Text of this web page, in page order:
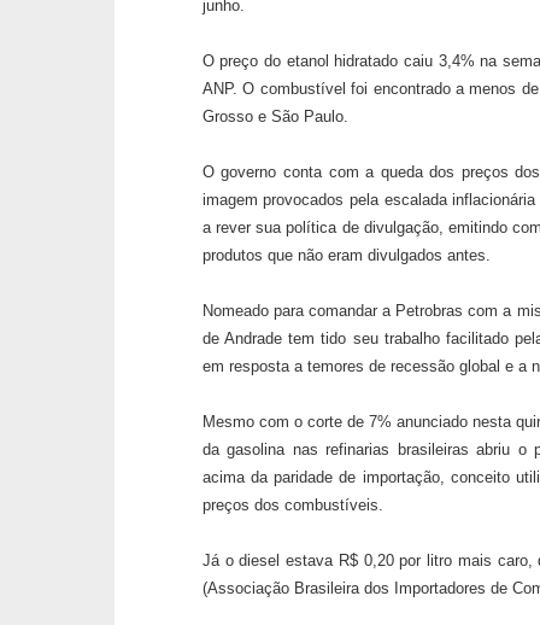
junho.
O preço do etanol hidratado caiu 3,4% na
ANP. O combustível foi encontrado a menos
Grosso e São Paulo.
O governo conta com a queda dos preços
imagem provocados pela escalada
a rever sua política de divulgação, emitindo
produtos que não eram divulgados antes.
Nomeado para comandar a Petrobras com a
de Andrade tem tido seu trabalho facilitado
em resposta a temores de recessão global e a
Mesmo com o corte de 7% anunciado nesta
da gasolina nas refinarias brasileiras abriu o
acima da paridade de importação, conceito
preços dos combustíveis.
Já o diesel estava R$ 0,20 por litro mais
(Associação Brasileira dos Importadores de